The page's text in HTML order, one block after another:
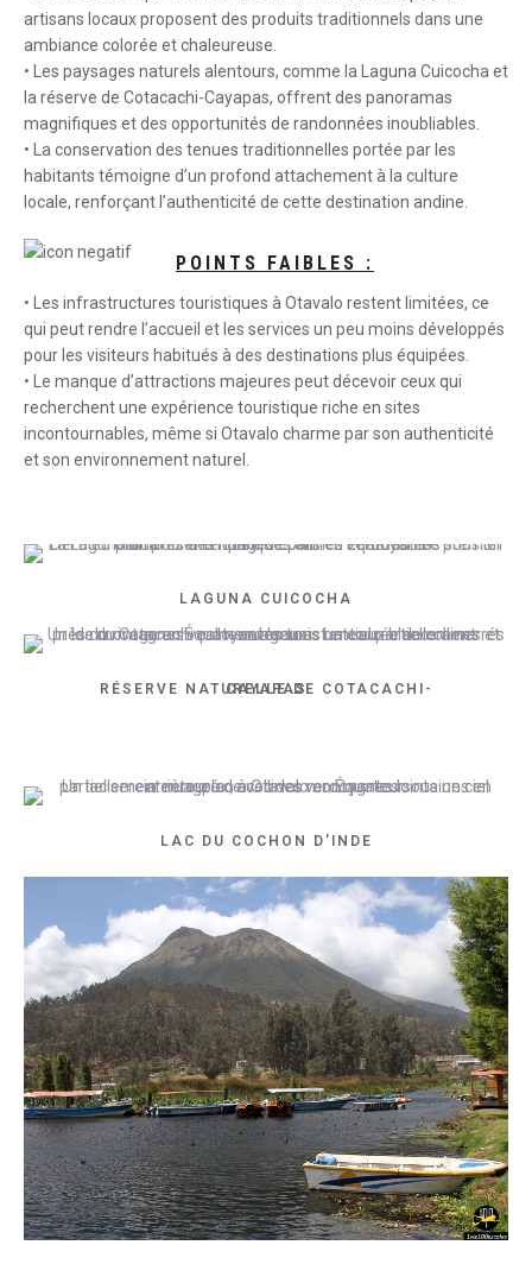
artisans locaux proposent des produits traditionnels dans une
ambiance colorée et chaleureuse.
• Les paysages naturels alentours, comme la Laguna Cuicocha et
la réserve de Cotacachi-Cayapas, offrent des panoramas
magnifiques et des opportunités de randonnées inoubliables.
• La conservation des tenues traditionnelles portée par les
habitants témoigne d’un profond attachement à la culture
locale, renforçant l’authenticité de cette destination andine.
POINTS FAIBLES :
• Les infrastructures touristiques à Otavalo restent limitées, ce
qui peut rendre l’accueil et les services un peu moins développés
pour les visiteurs habitués à des destinations plus équipées.
• Le manque d’attractions majeures peut décevoir ceux qui
recherchent une expérience touristique riche en sites
incontournables, même si Otavalo charme par son authenticité
et son environnement naturel.
LAGUNA CUICOCHA
RÉSERVE NATURELLE DE COTACACHI-CAYAPAS
LAC DU COCHON D'INDE